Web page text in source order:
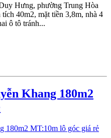
Hưng, phường Trung Hòa
40m2, mặt tiền 3,8m, nhà 4
ô tô tránh...
Khang 180m2